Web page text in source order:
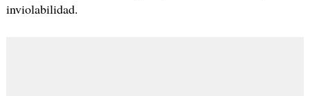
inviolabilidad.